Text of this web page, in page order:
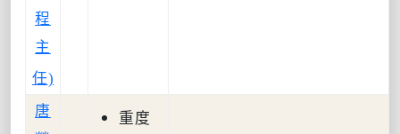
程
主
任)
唐
重度